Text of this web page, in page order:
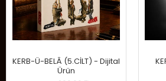
KERB-Ü-BELÂ (5.CİLT) - Dijital
Ürün